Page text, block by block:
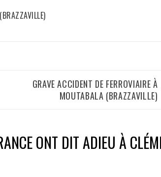
GRAVE ACCIDENT DE FERROVIAIRE À
MOUTABALA (BRAZZAVILLE)
ONT DIT ADIEU À